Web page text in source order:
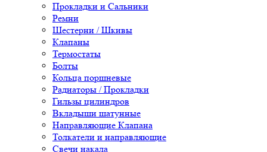
Прокладки и Сальники
Ремни
Шестерни / Шкивы
Клапаны
Термостаты
Болты
Кольца поршневые
Радиаторы / Прокладки
Гильзы цилиндров
Вкладыши шатунные
Направляющие Клапана
Толкатели и направляющие
Свечи накала